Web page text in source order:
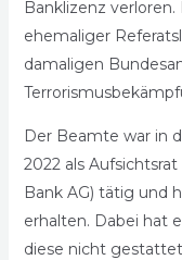
Banklizenz
ehemaliger
damaligen
Der Beamte war in
2022 als
Bank AG) tätig und
erhalten. Dabei hat
diese nicht